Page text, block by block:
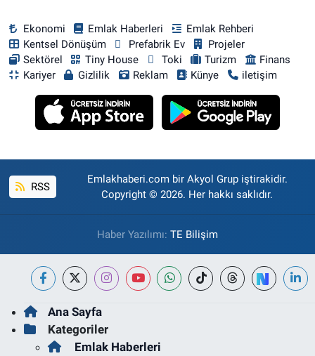
Ekonomi Emlak Haberleri
Emlak Rehberi
Kentsel Dönüşüm
Prefabrik Ev
Projeler
Sektörel
Tiny House Toki Turizm
Finans
Kariyer
Gizlilik Reklam Künye iletişim
RSS
Emlakhaberi.com bir Akyol Grup iştirakidir.
Copyright © 2026. Her hakkı saklıdır.
Haber Yazılımı: TE Bilişim
Ana Sayfa
Kategoriler
Emlak Haberleri